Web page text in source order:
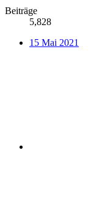
Beiträge
5,828
15 Mai 2021